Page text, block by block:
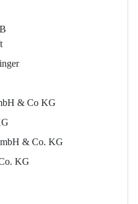
& Co KG
& Co. KG
KG